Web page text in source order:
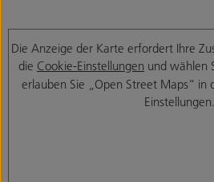
Die Anzeige der Karte erfordert Ihre
die Cookie-Einstellungen und wählen
erlauben Sie „Open Street Maps“ in
Einstellungen.